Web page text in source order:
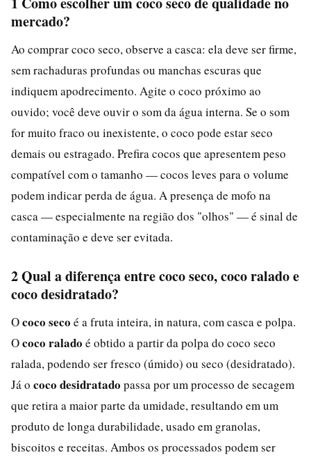
mercado?
Ao comprar coco seco, observe a casca: ela deve ser firme,
sem rachaduras profundas ou manchas escuras que
indiquem apodrecimento. Agite o coco próximo ao
ouvido; você deve ouvir o som da água interna. Se o som
for muito fraco ou inexistente, o coco pode estar seco
demais ou estragado. Prefira cocos que apresentem peso
compatível com o tamanho — cocos leves para o volume
podem indicar perda de água. A presença de mofo na
casca — especialmente na região dos "olhos" — é sinal de
contaminação e deve ser evitada.
2 Qual a diferença entre coco seco, coco ralado e
coco desidratado?
Ococo seco é a fruta inteira, in natura, com casca e polpa.
Ococo ralado é obtido a partir da polpa do coco seco
ralada, podendo ser fresco (úmido) ou seco (desidratado).
Já o coco desidratado passa por um processo de secagem
que retira a maior parte da umidade, resultando em um
produto de longa durabilidade, usado em granolas,
biscoitos e receitas. Ambos os processados podem ser